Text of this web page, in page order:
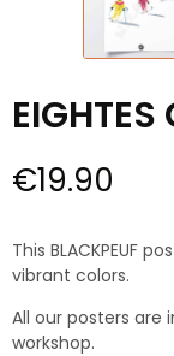
EIGHTES
€19.90
This BLACKPEUF
vibrant colors.
All our posters are
workshop.